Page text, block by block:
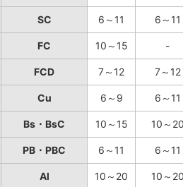
SC 6～11 6～11
FC 10～15 -
FCD 7～12 7～12
Cu 6～9 6～11
Bs・BsC 10～15 10～
PB・PBC 6～11 6～11
Al 10～20 10～